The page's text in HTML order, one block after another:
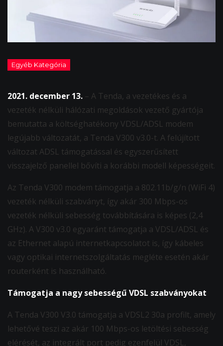
2021. december 13. – A Tenda, a vezetékes és a
vezeték nélküli hálózati megoldások vezető gyártója
bemutatta a költséghatékony VDSL/ADSL modem
legújabb változatát, a Tenda V300 v3.0-t. A felújított
változat ADSL támogatással és egyszerűsített
visszajelző panellel bővíti a korábbi modell képességeit.
Az Tenda V300 modem támogatja a 802.11b/g/n (WiFi 4)
vezeték nélküli szabványt, így akár 300 Mbps-os
vezeték nélküli sebesség továbbítására is képes (2,4
GHz). A V300 v3.0 egyaránt támogatja a VDSL/ADSL és
az Ethernet alapú internetkapcsolatot is, így kábeles
vagy optikai internetszolgáltatás megléte esetén akár
routerként is használható.
Támogatja a nagy sebességű VDSL szabványokat
A Tenda V300 V3.0 támogatja a VDSL2 30a profilt, amely
lehetővé teszi az akár 100 Mbps-os letöltési sebesség
elérését, az integrált port pedig ezenfelül VDSL,